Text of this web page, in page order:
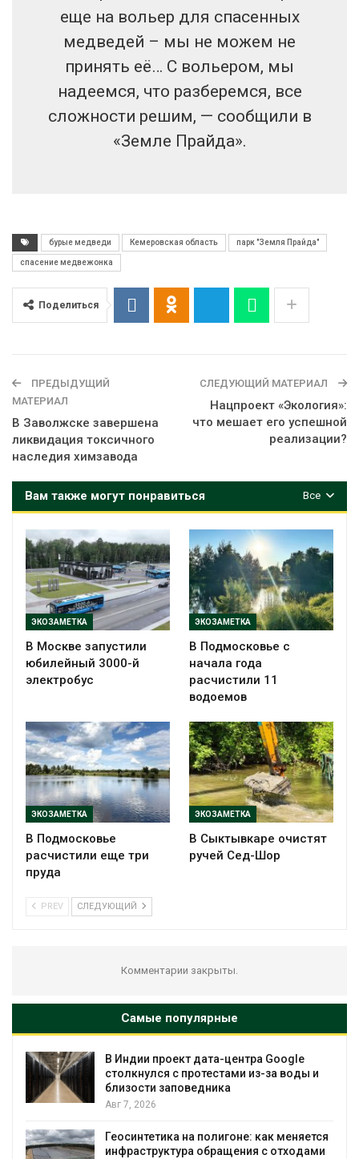
еще на вольер для спасенных
медведей – мы не можем не
принять её… С вольером, мы
надеемся, что разберемся, все
сложности решим, — сообщили в
«Земле Прайда».
бурые медведи Кемеровская область парк "Земля Прайда"
спасение медвежонка
Поделиться
ПРЕДЫДУЩИЙ
МАТЕРИАЛ
В Заволжске завершена
ликвидация токсичного
наследия химзавода
СЛЕДУЮЩИЙ МАТЕРИАЛ
Нацпроект «Экология»:
что мешает его успешной
реализации?
Все
Вам также могут понравиться
ЭКОЗАМЕТКА
В Москве запустили
юбилейный 3000-й
электробус
ЭКОЗАМЕТКА
В Подмосковье с
начала года
расчистили 11
водоемов
ЭКОЗАМЕТКА
В Подмосковье
расчистили еще три
пруда
ЭКОЗАМЕТКА
В Сыктывкаре очистят
ручей Сед-Шор
PREV СЛЕДУЮЩИЙ
Комментарии закрыты.
Самые популярные
В Индии проект дата-центра Google
столкнулся с протестами из-за воды и
близости заповедника
Авг 7, 2026
Геосинтетика на полигоне: как меняется
инфраструктура обращения с отходами